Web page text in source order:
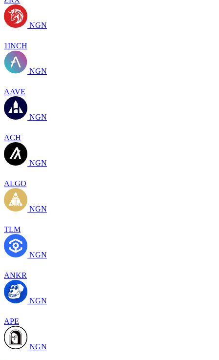
NGN
1INCH
NGN
AAVE
NGN
ACH
NGN
ALGO
NGN
TLM
NGN
ANKR
NGN
APE
NGN